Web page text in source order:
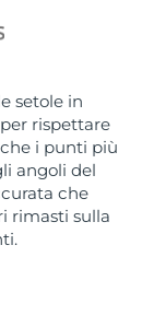
setole in
rispettare
i punti più
angoli del
che
rimasti sulla